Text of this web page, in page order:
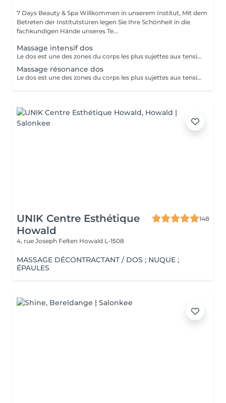
7 Days Beauty & Spa Willkommen in unserem Institut, Mit dem
Betreten der Institutstüren legen Sie Ihre Schönheit in die
fachkundigen Hände unseres Te...
Massage intensif dos
Le dos est une des zones du corps les plus sujettes aux tensions. En effet, de très nombreux et puissants muscles sont sollicités dans cette région et il est possible de les soulager en les massant. Tensions et fatigue physique, faux mouvement, mauvaises postures, stress peuvent occasionner un mal de dos et déboucher sur d'autres type de problème de santé comme le mal de tête, des douleurs prononcées dans la nuque et parfois jusqu'à la colonne vertébrale. Les causes sont nombreuses. Le mal de dos ne doit pas être pris à la légère. Plus de 80 % de la population souffrira un jour ou l'autre de lombalgies et de douleurs dorsales aiguës. Pour soulager et dénouer tous les nuds de la colonne vertébrale, le mal de dos d'origine inflammatoire rien de tel qu'un massage en profondeur. Tonique et régénérant, celui-ci vous apportera une détente immédiate et une sensation de légèreté pour répondre à une envie et un besoin. Ce rituel relaxant et délassant repose sur des techniques profondes ainsi que sur des étirements. Notre institut spécialisé dans le massage de bien-être propose une large gamme de massage du dos qui répondra parfaitement à vos attentes ! Après un massage de bien-être réalisé dans notre institut vous vous sentirez détendu et loin de votre stress quotidien en ne ressentant plus qu'une détente absolue du corps et de l'esprit.
Massage résonance dos
Le dos est une des zones du corps les plus sujettes aux tensions. En effet, de très nombreux et puissants muscles sont sollicités dans cette région et il est possible de les soulager en les massant. Tensions et fatigue physique, faux mouvement, mauvaises postures, stress peuvent occasionner un mal de dos et déboucher sur d'autres type de problème de santé comme le mal de tête, des douleurs prononcées dans la nuque et parfois jusqu'à la colonne vertébrale. Les causes sont nombreuses. Le mal de dos ne doit pas être pris à la légère. Plus de 80 % de la population souffrira un jour ou l'autre de lombalgies et de douleurs dorsales aiguës. Pour soulager et dénouer tous les nuds de la colonne vertébrale, le mal de dos d'origine inflammatoire rien de tel qu'un massage en profondeur. Tonique et régénérant, celui-ci vous apportera une détente immédiate et une sensation de légèreté pour répondre à une envie et un besoin. Ce rituel relaxant et délassant repose sur des techniques profondes ainsi que sur des étirements. Notre institut spécialisé dans le massage de bien-être propose une large gamme de massage du dos qui répondra parfaitement à vos attentes ! Après un massage de bien-être réalisé dans notre institut vous vous sentirez détendu et loin de votre stress quotidien en ne ressentant plus qu'une détente absolue du corps et de l'esprit.
UNIK Centre Esthétique
Howald
148
4, rue Joseph Felten Howald L-1508
MASSAGE DÉCONTRACTANT / DOS ; NUQUE ;
ÉPAULES